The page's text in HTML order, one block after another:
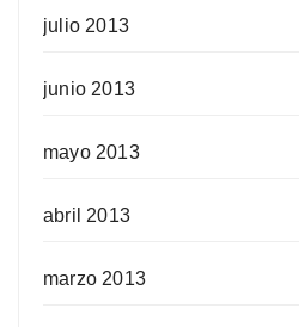
julio 2013
junio 2013
mayo 2013
abril 2013
marzo 2013